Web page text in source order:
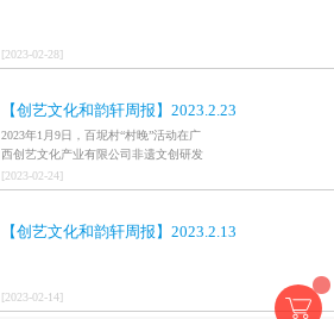
[2023-02-28]
【创艺文化和韵轩周报】2023.2.23
2023年1月9日，百坭村“村晚”活动在广
西创艺文化产业有限公司非遗文创研发
基地、百色市乐业县百坭壮族织布技艺
传承创意基地正式开启，活动紧扣“启航
村特色设计舞美，突出乡村文艺新体
[2023-02-24]
【创艺文化和韵轩周报】2023.2.13
[2023-02-14]